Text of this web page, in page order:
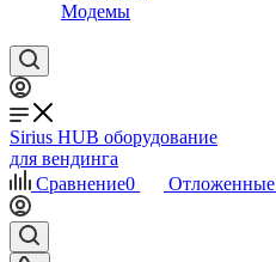
Модемы
Sirius HUB оборудование
для вендинга
Сравнение0 Отложенные